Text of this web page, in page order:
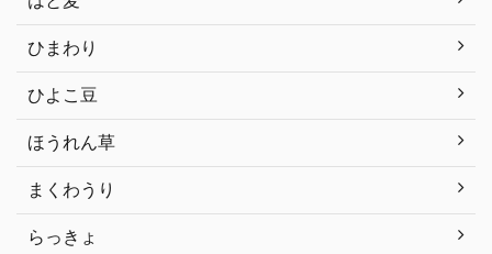
ひまわり
ひよこ豆
ほうれん草
まくわうり
らっきょ